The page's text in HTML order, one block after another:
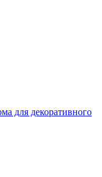
для декоративного